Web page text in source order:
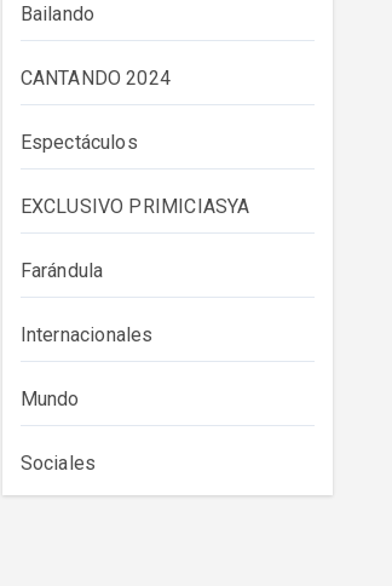
Bailando
CANTANDO 2024
Espectáculos
EXCLUSIVO PRIMICIASYA
Farándula
Internacionales
Mundo
Sociales